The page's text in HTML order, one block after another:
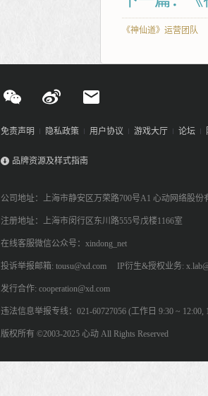
《神仙道》运营团队
免责声明 隐私政策 用户协议 游戏大厅 论坛
品牌资源及样式指南
公司地址：上海市静安区万荣路700号A1 心动网络股份
注册地址：上海市闵行区东川路555号戊楼1166室
在线客服微信公众号：xindong_net
投诉举报邮箱: tousu@xd.com IP衍生&授权业务:
发行合作: cooperation@xd.com
违法信息举报专线：021-60727056 (工作日 9:30 ~ 12:00,
版权所有 ©2003-2025 心动 All Rights Reserved